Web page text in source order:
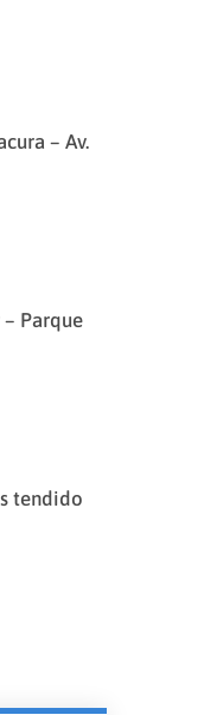
– Av.
Parque
tendido